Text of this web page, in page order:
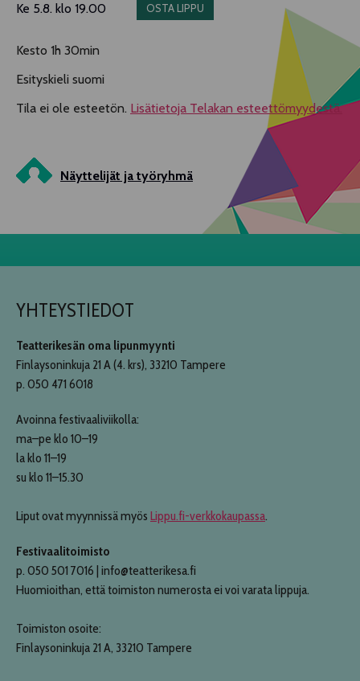
Ke 5.8. klo 19.00 OSTA LIPPU
Kesto 1h 30min
Esityskieli suomi
Tila ei ole esteetön. Lisätietoja Telakan esteettömyydestä.
Näyttelijät ja työryhmä
YHTEYSTIEDOT
Teatterikesän oma lipunmyynti
Finlaysoninkuja 21 A (4. krs), 33210 Tampere
p. 050 471 6018
Avoinna festivaaliviikolla:
ma–pe klo 10–19
la klo 11–19
su klo 11–15.30
Liput ovat myynnissä myös Lippu.fi-verkkokaupassa.
Festivaalitoimisto
p. 050 501 7016 | info@teatterikesa.fi
Huomioithan, että toimiston numerosta ei voi varata lippuja.
Toimiston osoite:
Finlaysoninkuja 21 A, 33210 Tampere